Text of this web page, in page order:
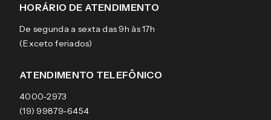
Sobre a eÓtica
Aviso de privacidade
Termos e condições de uso
Trocas e Devoluções
Pagamentos
Garantias
Ray-Ban
Tecnol
Arnette
Burberry
Óculos de sol
Lentes de contato
HORÁRIO DE ATENDIMENTO
De segunda a sexta das 9h às 17h
(Exceto feriados)
ATENDIMENTO TELEFÔNICO
4000-2973
(19) 99879-6454